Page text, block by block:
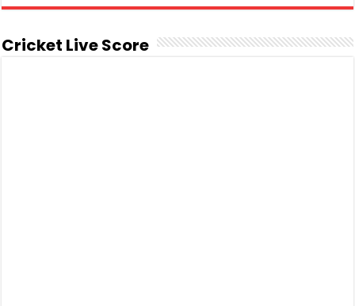
Cricket Live Score